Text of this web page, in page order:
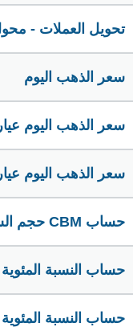
تحويل العملات -
سعر الذهب اليوم
سعر الذهب اليوم عيار 21 الآن
سعر الذهب اليوم عيار 24 الآن
حساب CBM حجم الشحنة التجارية
حساب النسبة المئوية
حساب النسبة